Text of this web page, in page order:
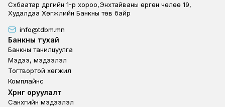
Сүхбаатар дүүргийн 1-р хороо,Энхтайваны өргөн чөлөө 19,
Худалдаа Хөгжлийн Банкны төв байр
info@tdbm.mn
Footer
Банкны тухай
Банкны танилцуулга
Мэдээ, мэдээлэл
Тогтвортой хөгжил
Комплайнс
Footer third
Хөрөнгө оруулалт
Санхүүгийн мэдээлэл